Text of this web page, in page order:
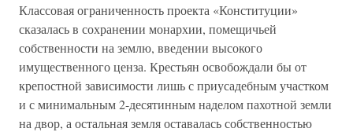
Классовая ограниченность проекта «Конституции»
сказалась в сохранении монархии, помещичьей
собственности на землю, введении высокого
имущественного ценза. Крестьян освобождали бы от
крепостной зависимости лишь с приусадебным участком
и с минимальным 2-десятинным наделом пахотной земли
на двор, а остальная земля оставалась собственностью